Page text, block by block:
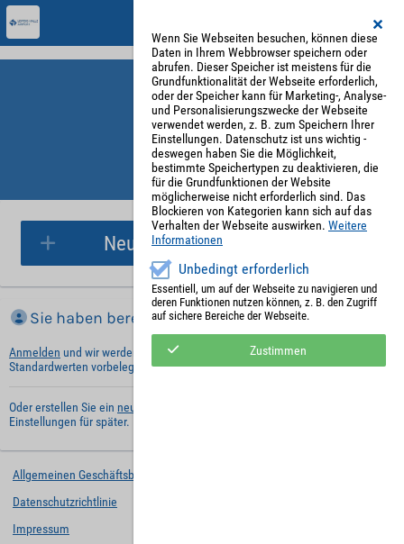
Parkplatzreservierung
Sie haben bereits ein Konto?
Anmelden und wir werden die notwendigen Informationen mit Ihren
Standardwerten vorbelegen.
Oder erstellen Sie ein neues Benutzerkonto
Einstellungen für später.
Neue Parkplatzreservierung
Allgemeinen Geschäftsbedingungen
Datenschutzrichtlinie
Impressum
Wenn Sie Webseiten besuchen, können diese
Daten in Ihrem Webbrowser speichern oder
abrufen. Dieser Speicher ist meistens für die
Grundfunktionalität der Webseite erforderlich,
oder der Speicher kann für Marketing-, Analyse-
und Personalisierungszwecke der Webseite
verwendet werden, z. B. zum Speichern Ihrer
Einstellungen. Datenschutz ist uns wichtig -
deswegen haben Sie die Möglichkeit,
bestimmte Speichertypen zu deaktivieren, die
für die Grundfunktionen der Website
möglicherweise nicht erforderlich sind. Das
Blockieren von Kategorien kann sich auf das
Verhalten der Webseite auswirken. Weitere
Informationen
Unbedingt erforderlich
Essentiell, um auf der Webseite zu navigieren und
deren Funktionen nutzen können, z. B. den Zugriff
auf sichere Bereiche der Webseite.
Zustimmen